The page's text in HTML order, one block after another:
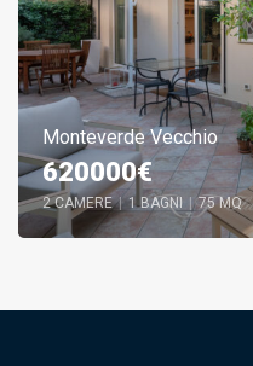
Monteverde Vecchio
620000€
2 CAMERE | 1 BAGNI 75 MQ